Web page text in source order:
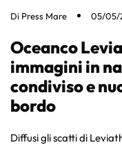
Di Press Mare 05/05/
Oceanco
immagini in
condiviso e
bordo
Diffusi gli scatti di